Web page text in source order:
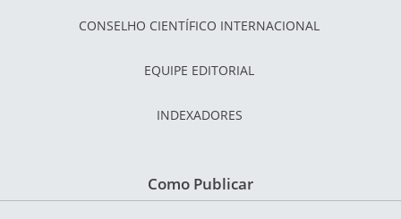
CONSELHO CIENTÍFICO INTERNACIONAL
EQUIPE EDITORIAL
INDEXADORES
Como Publicar